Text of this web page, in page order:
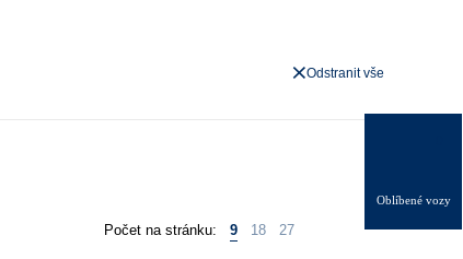
Oblíbené vozy
Odstranit vše
Počet na stránku: 9 18 27